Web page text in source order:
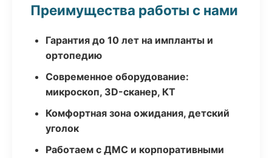
Преимущества работы с нами
Гарантия до 10 лет на импланты и
ортопедию
Современное оборудование:
микроскоп, 3D-сканер, КТ
Комфортная зона ожидания, детский
уголок
Работаем с ДМС и корпоративными